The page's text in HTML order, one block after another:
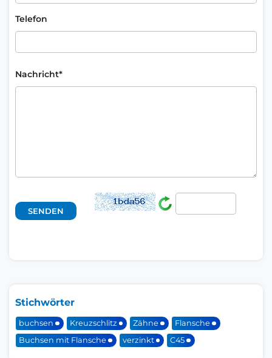
Telefon
Nachricht*
Stichwörter
buchsen Kreuzschlitz Zähne
Flansche
Buchsen mit Flansche
verzinkt C45